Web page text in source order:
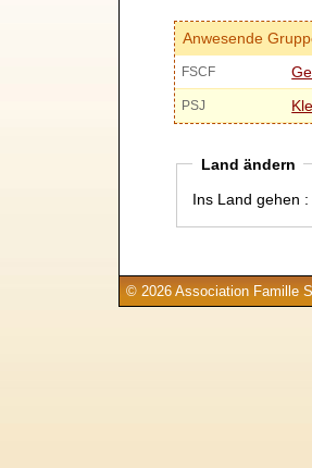
Anwesende
FSCF
PSJ
Land ändern
Ins Land gehen :
© 2026 Association Famille